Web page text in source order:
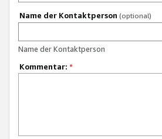
Name der Kontaktperson (optional)
Name der Kontaktperson
Kommentar: *